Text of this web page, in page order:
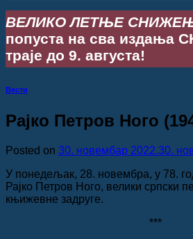
ВЕЛИКО ЛЕТЊЕ
попуста на сва издања
траје до 9. августа!
Вести
Рајко Петров Ного
Posted on 30. новембар 2022.30.
У понедељак, 28. новембра, у 78.
Рајко Петров Ного, велики српски
књижевне задруге.
***